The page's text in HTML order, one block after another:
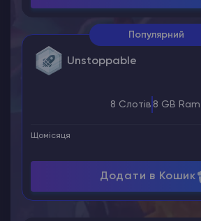
Популярний
Unstoppable
8 Слотів 8 GB Ram
Щомісяця
Додати в Кошик